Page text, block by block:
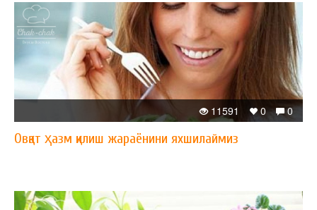
0
0
11591
Овқат ҳазм қилиш жараёнини яхшилаймиз